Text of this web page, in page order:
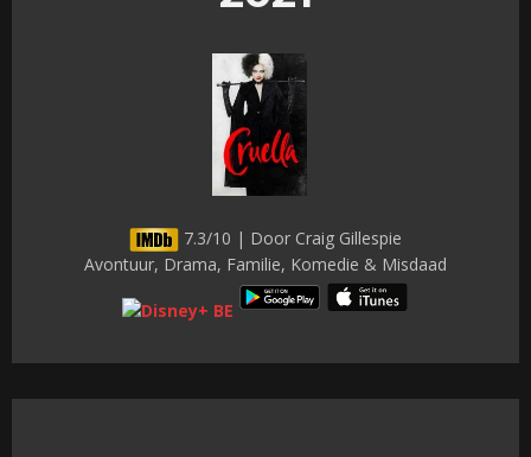
7.3/10 | Door Craig Gillespie
Avontuur, Drama, Familie, Komedie & Misdaad